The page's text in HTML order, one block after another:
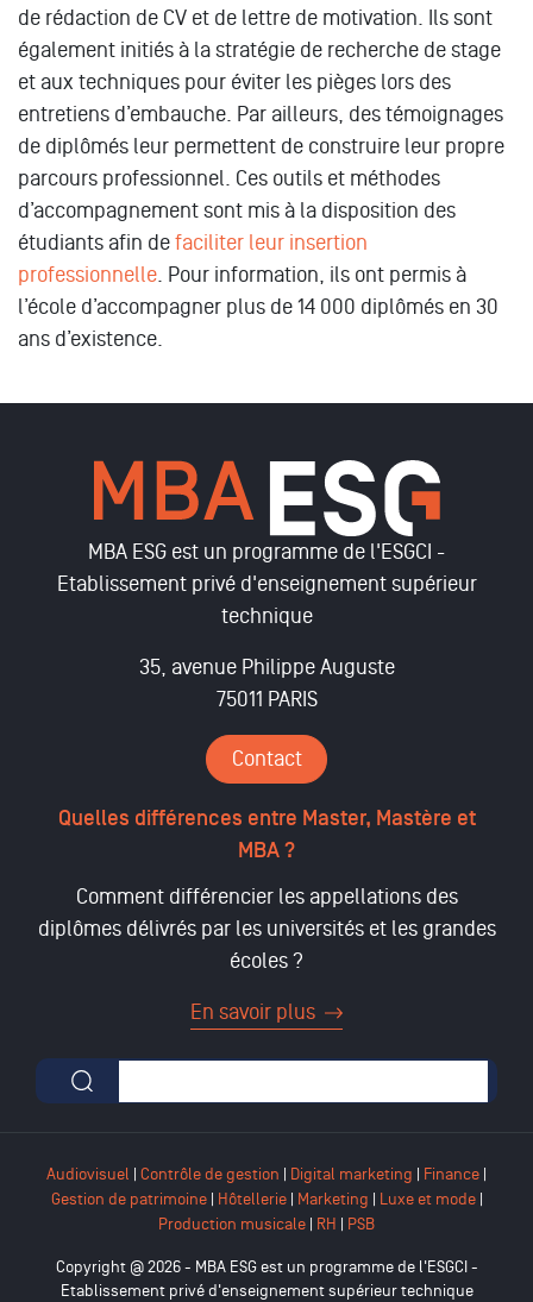
de rédaction de CV et de lettre de motivation. Ils sont
également initiés à la stratégie de recherche de stage
et aux techniques pour éviter les pièges lors des
entretiens d’embauche. Par ailleurs, des témoignages
de diplômés leur permettent de construire leur propre
parcours professionnel. Ces outils et méthodes
d’accompagnement sont mis à la disposition des
étudiants afin de faciliter leur insertion
professionnelle. Pour information, ils ont permis à
l’école d’accompagner plus de 14 000 diplômés en 30
ans d’existence.
MBA ESG est un programme de l'ESGCI -
Etablissement privé d'enseignement supérieur
technique
35, avenue Philippe Auguste
75011 PARIS
Contact
Quelles différences entre Master, Mastère et
MBA ?
Comment différencier les appellations des
diplômes délivrés par les universités et les grandes
écoles ?
En savoir plus
Formulaire de recherche
Audiovisuel | Contrôle de gestion | Digital marketing | Finance |
Gestion de patrimoine| Hôtellerie| Marketing | Luxe et mode|
Production musicale | RH | PSB
Copyright @ 2026 - MBA ESG est un programme de l'ESGCI -
Etablissement privé d'enseignement supérieur technique